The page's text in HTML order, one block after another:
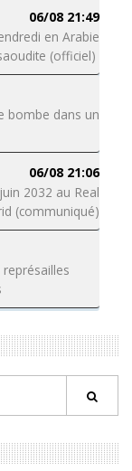
06/08 21:49
en Arabie
(officiel)
bombe dans un
06/08 21:06
2032 au Real
(communiqué)